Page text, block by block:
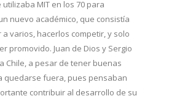
MIT en los 70 para
nuevo académico, que consistía
varios, hacerlos competir, y solo
promovido. Juan de Dios y Sergio
Chile, a pesar de tener buenas
quedarse fuera, pues pensaban
contribuir al desarrollo de su